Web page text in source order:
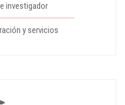
investigador
y servicios